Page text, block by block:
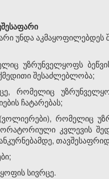
უნდა აკმაყოფილებდეს
უზრუნველყოფს
შესაძლებლობა;
რომელიც
ჩატარებას;
(ვოლიერები), რომელიც
კვლევის
სივრცე.